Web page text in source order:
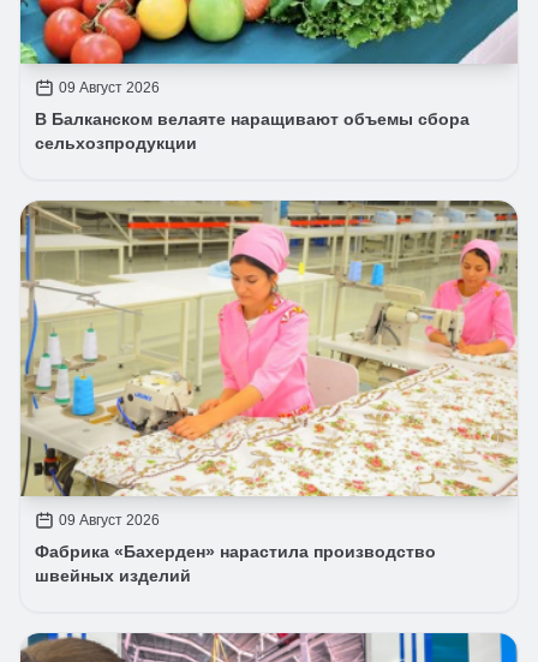
09 Август 2026
В Балканском велаяте наращивают объемы сбора
сельхозпродукции
09 Август 2026
Фабрика «Бахерден» нарастила производство
швейных изделий